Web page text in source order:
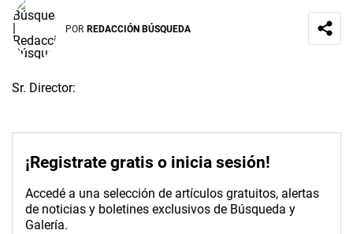
POR REDACCIÓN BÚSQUEDA
Sr. Director:
¡Registrate gratis o inicia sesión!
Accedé a una selección de artículos gratuitos, alertas
de noticias y boletines exclusivos de Búsqueda y
Galería.